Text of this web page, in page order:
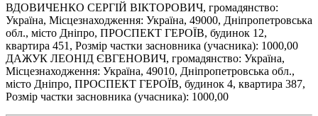
ВДОВИЧЕНКО СЕРГІЙ ВІКТОРОВИЧ, громадянство:
Україна, Місцезнаходження: Україна, 49000, Дніпропетровська
обл., місто Дніпро, ПРОСПЕКТ ГЕРОЇВ, будинок 12,
квартира 451, Розмір частки засновника (учасника): 1000,00
ДАЖУК ЛЕОНІД ЄВГЕНОВИЧ, громадянство: Україна,
Місцезнаходження: Україна, 49010, Дніпропетровська обл.,
місто Дніпро, ПРОСПЕКТ ГЕРОЇВ, будинок 4, квартира 387,
Розмір частки засновника (учасника): 1000,00